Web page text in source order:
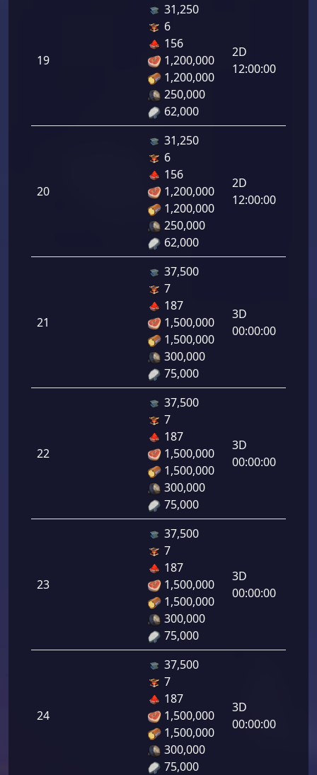
19
31,250
6
156
1,200,000
1,200,000
250,000
62,000
2D
12:00:00
20
31,250
6
156
1,200,000
1,200,000
250,000
62,000
2D
12:00:00
21
37,500
7
187
1,500,000
1,500,000
300,000
75,000
3D
00:00:00
22
37,500
7
187
1,500,000
1,500,000
300,000
75,000
3D
00:00:00
23
37,500
7
187
1,500,000
1,500,000
300,000
75,000
3D
00:00:00
24
37,500
7
187
1,500,000
1,500,000
300,000
75,000
3D
00:00:00